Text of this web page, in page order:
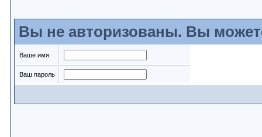
Вы не авторизованы. Вы
Ваше имя
Ваш пароль